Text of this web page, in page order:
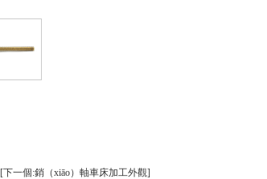
[下一個:銷（xiāo）軸車床加工外觀]